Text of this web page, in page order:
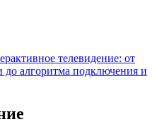
телевидение: от
до алгоритма подключения и